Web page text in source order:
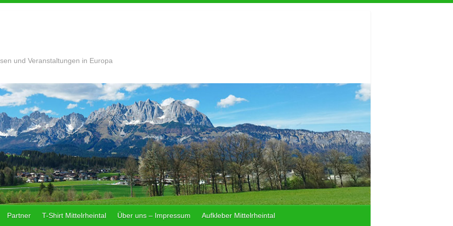
und Veranstaltungen in Europa
Partner T-Shirt Mittelrheintal Über uns – Impressum Aufkleber Mittelrheintal